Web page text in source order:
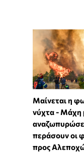
Μαίνεται η
νύχτα - Μάχη
περάσουν οι
προς